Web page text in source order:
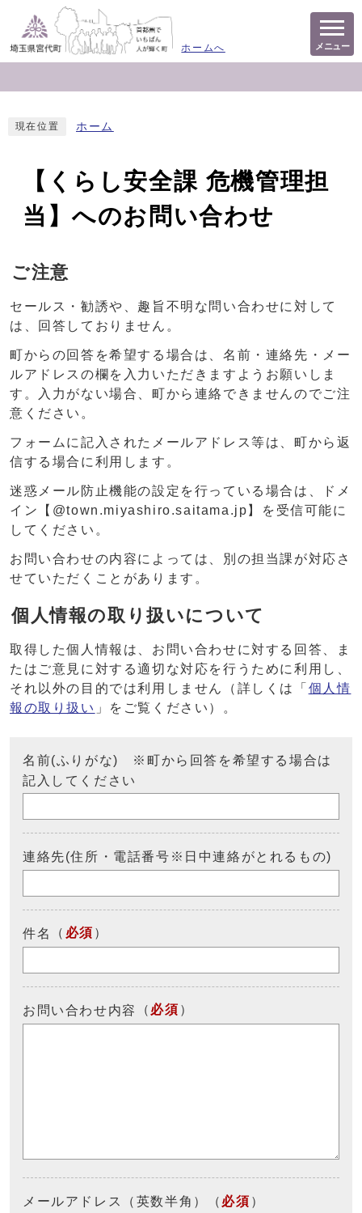
ホームへ メニュー
現在位置 ホーム
【くらし安全課 危機管理担
当】へのお問い合わせ
ご注意
セールス・勧誘や、趣旨不明な問い合わせに対して
は、回答しておりません。
町からの回答を希望する場合は、名前・連絡先・メー
ルアドレスの欄を入力いただきますようお願いしま
す。入力がない場合、町から連絡できませんのでご注
意ください。
フォームに記入されたメールアドレス等は、町から返
信する場合に利用します。
迷惑メール防止機能の設定を行っている場合は、ドメ
イン【@town.miyashiro.saitama.jp】を受信可能に
してください。
お問い合わせの内容によっては、別の担当課が対応さ
せていただくことがあります。
個人情報の取り扱いについて
取得した個人情報は、お問い合わせに対する回答、ま
たはご意見に対する適切な対応を行うために利用し、
それ以外の目的では利用しません（詳しくは「 個人情
報の取り扱い 」をご覧ください）。
名前(ふりがな) ※町から回答を希望する場合は
記入してください
連絡先(住所・電話番号※日中連絡がとれるもの)
件名 （ 必須 ）
お問い合わせ内容 （ 必須 ）
メールアドレス（英数半角）（ 必須 ）